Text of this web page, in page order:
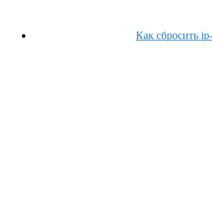
Как сбросить